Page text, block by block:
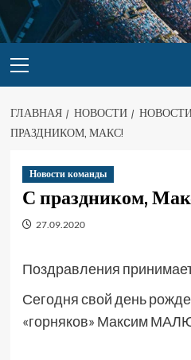
ГЛАВНАЯ НОВОСТИ
ПРАЗДНИКОМ, МАКС!
Новости команды
С праздником,
27.09.2020
Поздравления
Сегодня свой день
«горняков» Максим